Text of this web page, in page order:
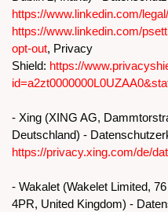
https://www.linkedin.com/
https://www.linkedin.com/
opt-out, Privacy
Shield: https://
- Xing (XING AG,
Deutschland) -
https://privacy.xing.com/de/
- Wakalet (Wakelet Limited,
4PR, United Kingdom) -